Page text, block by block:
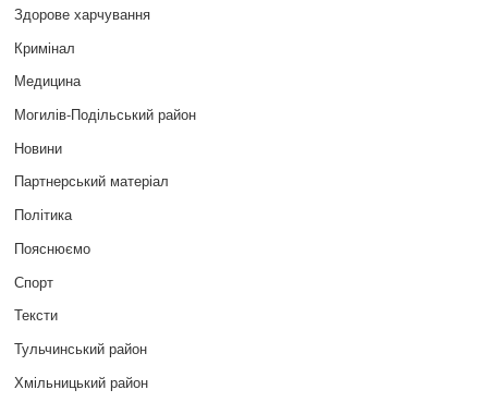
Здорове харчування
Кримінал
Медицина
Могилів-Подільський район
Новини
Партнерський матеріал
Політика
Пояснюємо
Спорт
Тексти
Тульчинський район
Хмільницький район